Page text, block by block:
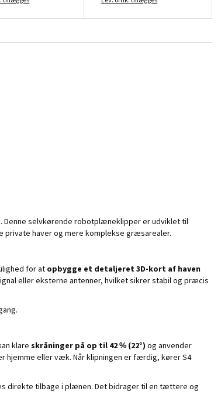
Denne selvkørende robotplæneklipper er udviklet til
private haver og mere komplekse græsarealer.
for at opbygge et detaljeret 3D-kort af haven
eller eksterne antenner, hvilket sikrer stabil og præcis
klare skråninger på op til 42 % (22°) og anvender
hjemme eller væk. Når klipningen er færdig, kører S4
direkte tilbage i plænen. Det bidrager til en tættere og